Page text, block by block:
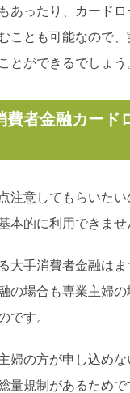
あったり、カード
ことも可能なので
とができるでしょう
費者金融カード
注意してもらいた
本的に利用できませ
大手消費者金融は
の場合も専業主婦
です。
婦の方が申し込め
量規制があるためで